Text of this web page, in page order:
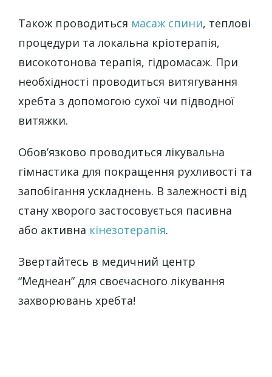
Також проводиться масаж спини, теплові
процедури та локальна кріотерапія,
високотонова терапія, гідромасаж. При
необхідності проводиться витягування
хребта з допомогою сухої чи підводної
витяжки.
Обов’язково проводиться лікувальна
гімнастика для покращення рухливості та
запобігання ускладнень. В залежності від
стану хворого застосовується пасивна
або активна кінезотерапія.
Звертайтесь в медичний центр
“Меднеан” для своєчасного лікування
захворювань хребта!